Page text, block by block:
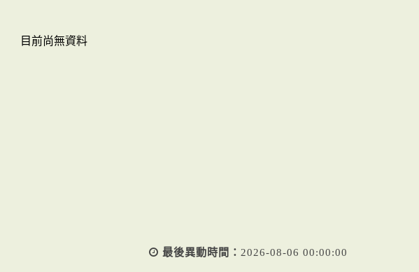
目前尚無資料
最後異動時間： 2026-08-06 00:00:00